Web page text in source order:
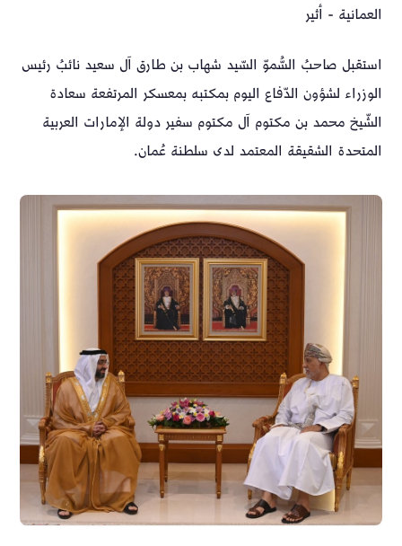
العمانية - أثير
استقبل صاحبُ السُّموّ السّيد شهاب بن طارق آل سعيد نائبُ رئيس
الوزراء لشؤون الدّفاع اليوم بمكتبه بمعسكر المرتفعة سعادة
الشّيخ محمد بن مكتوم آل مكتوم سفير دولة الإمارات العربية
المتحدة الشقيقة المعتمد لدى سلطنة عُمان.